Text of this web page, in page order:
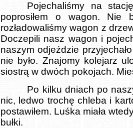
Pojechaliśmy na
poprosiłem o wagon. Nie
rozładowaliśmy wagon z
Doczepili nasz wagon i
naszym odjeździe
nie było. Znajomy kolejarz
siostrą w dwóch pokojach.
Po kilku dniach po
nic, ledwo trochę chleba i
postawiłem. Luśka miała
bułki.